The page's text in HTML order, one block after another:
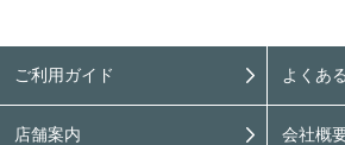
ご利用ガイド よくあ
店舗案内 会社概